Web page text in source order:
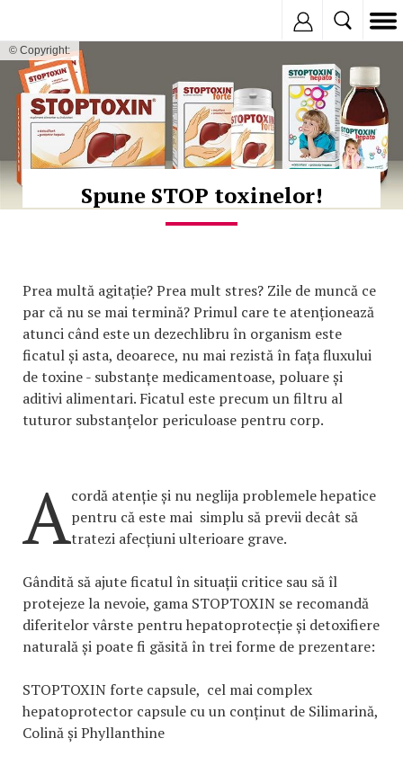
© Copyright:
Spune STOP toxinelor!
Prea multă agitație? Prea mult stres? Zile de muncă ce
par că nu se mai termină? Primul care te atenționează
atunci când este un dezechlibru în organism este
ficatul și asta, deoarece, nu mai rezistă în fața fluxului
de toxine - substanțe medicamentoase, poluare și
aditivi alimentari. Ficatul este precum un filtru al
tuturor substanțelor periculoase pentru corp.
Acordă atenție și nu neglija problemele hepatice
pentru că este mai simplu să previi decât să
tratezi afecțiuni ulterioare grave.
Gândită să ajute ficatul în situații critice sau să îl
protejeze la nevoie, gama STOPTOXIN se recomandă
diferitelor vârste pentru hepatoprotecție și detoxifiere
naturală și poate fi găsită în trei forme de prezentare:
STOPTOXIN forte capsule, cel mai complex
hepatoprotector capsule cu un conținut de Silimarină,
Colină și Phyllanthine